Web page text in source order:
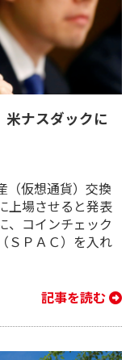
米ナスダックに
（仮想通貨）交換
上場させると発表
、コインチェック
ＳＰＡＣ）を入れ
記事を読む